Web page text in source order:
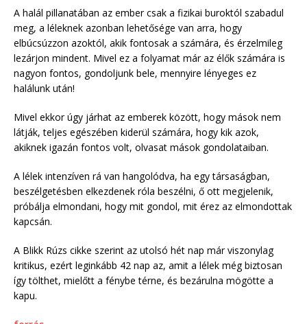
A halál pillanatában az ember csak a fizikai buroktól szabadul
meg, a léleknek azonban lehetősége van arra, hogy
elbúcsúzzon azoktól, akik fontosak a számára, és érzelmileg
lezárjon mindent. Mivel ez a folyamat már az élők számára is
nagyon fontos, gondoljunk bele, mennyire lényeges ez
halálunk után!
Mivel ekkor úgy járhat az emberek között, hogy mások nem
látják, teljes egészében kiderül számára, hogy kik azok,
akiknek igazán fontos volt, olvasat mások gondolataiban.
A lélek intenzíven rá van hangolódva, ha egy társaságban,
beszélgetésben elkezdenek róla beszélni, ő ott megjelenik,
próbálja elmondani, hogy mit gondol, mit érez az elmondottak
kapcsán.
A Blikk Rúzs cikke szerint az utolsó hét nap már viszonylag
kritikus, ezért leginkább 42 nap az, amit a lélek még biztosan
így tölthet, mielőtt a fénybe térne, és bezárulna mögötte a
kapu.